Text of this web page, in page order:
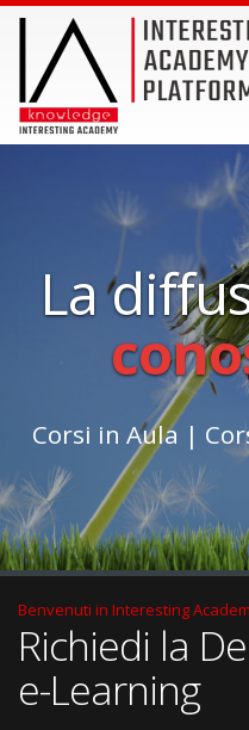
La
Corsi in Aula |
Benvenuti in Interesting
Richiedi la
e-Learning